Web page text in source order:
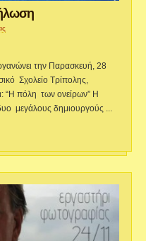
την Παρασκευή, 28
Σχολείο Τρίπολης,
“Η πόλη των ονείρων” Η
μεγάλους δημιουργούς ...